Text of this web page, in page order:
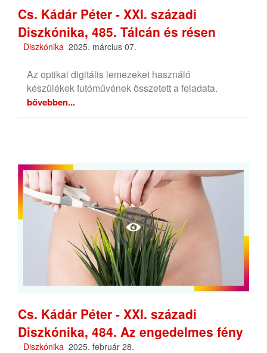
Cs. Kádár Péter - XXI. századi
Diszkónika, 485. Tálcán és résen
- Diszkónika 2025. március 07.
Az optikai digitális lemezeket használó
készülékek futóművének összetett a feladata.
bővebben...
Cs. Kádár Péter - XXI. századi
Diszkónika, 484. Az engedelmes fény
- Diszkónika 2025. február 28.